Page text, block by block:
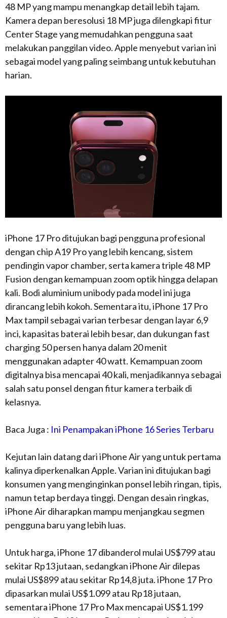
48 MP yang mampu menangkap detail lebih tajam.
Kamera depan beresolusi 18 MP juga dilengkapi fitur
Center Stage yang memudahkan pengguna saat
melakukan panggilan video. Apple menyebut varian ini
sebagai model yang paling seimbang untuk kebutuhan
harian.
iPhone 17 Pro ditujukan bagi pengguna profesional
dengan chip A19 Pro yang lebih kencang, sistem
pendingin vapor chamber, serta kamera triple 48 MP
Fusion dengan kemampuan zoom optik hingga delapan
kali. Bodi aluminium unibody pada model ini juga
dirancang lebih kokoh. Sementara itu, iPhone 17 Pro
Max tampil sebagai varian terbesar dengan layar 6,9
inci, kapasitas baterai lebih besar, dan dukungan fast
charging 50 persen hanya dalam 20 menit
menggunakan adapter 40 watt. Kemampuan zoom
digitalnya bisa mencapai 40 kali, menjadikannya sebagai
salah satu ponsel dengan fitur kamera terbaik di
kelasnya.
Baca Juga : Ini Penampakan iPhone 16 Series Terbaru
Kejutan lain datang dari iPhone Air yang untuk pertama
kalinya diperkenalkan Apple. Varian ini ditujukan bagi
konsumen yang menginginkan ponsel lebih ringan, tipis,
namun tetap berdaya tinggi. Dengan desain ringkas,
iPhone Air diharapkan mampu menjangkau segmen
pengguna baru yang lebih luas.
Untuk harga, iPhone 17 dibanderol mulai US$799 atau
sekitar Rp13 jutaan, sedangkan iPhone Air dilepas
mulai US$899 atau sekitar Rp14,8 juta. iPhone 17 Pro
dipasarkan mulai US$1.099 atau Rp18 jutaan,
sementara iPhone 17 Pro Max mencapai US$1.199